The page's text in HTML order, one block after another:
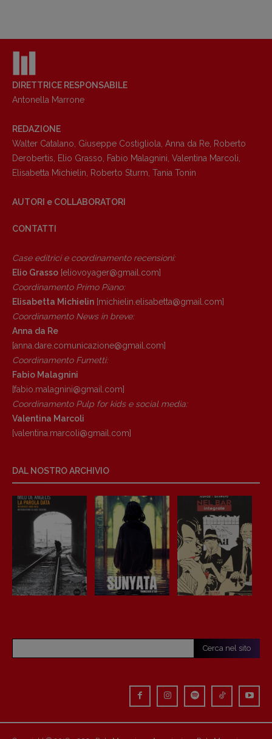
DIRETTRICE RESPONSABILE
Antonella Marrone
REDAZIONE
Walter Catalano, Giuseppe Costigliola, Anna da Re, Roberto
Derobertis, Elio Grasso, Fabio Malagnini, Valentina Marcoli,
Elisabetta Michielin, Roberto Sturm, Tania Tonin
AUTORI e COLLABORATORI
CONTATTI
Case editrici e coordinamento recensioni:
Elio Grasso [eliovoyager@gmail.com]
Coordinamento Primo Piano:
Elisabetta Michielin [michielin.elisabetta@gmail.com]
Coordinamento News in breve:
Anna da Re
[anna.dare.comunicazione@gmail.com]
Coordinamento Fumetti:
Fabio Malagnini
[fabio.malagnini@gmail.com]
Coordinamento Pulp for kids e social media:
Valentina Marcoli
[valentina.marcoli@gmail.com]
DAL NOSTRO ARCHIVIO
Cerca nel sito